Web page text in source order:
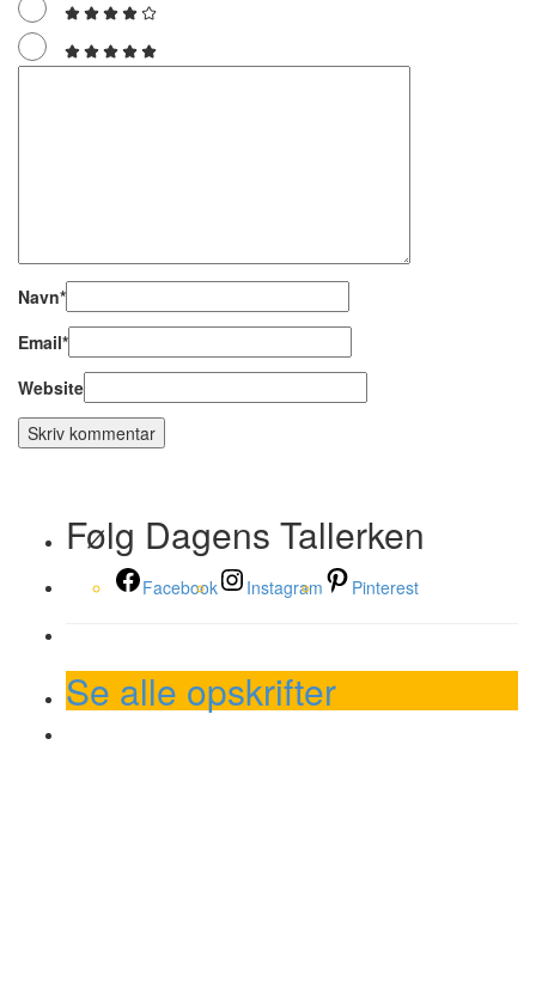
Navn*
Email*
Website
Følg Dagens Tallerken
Facebook Instagram Pinterest
Se alle opskrifter